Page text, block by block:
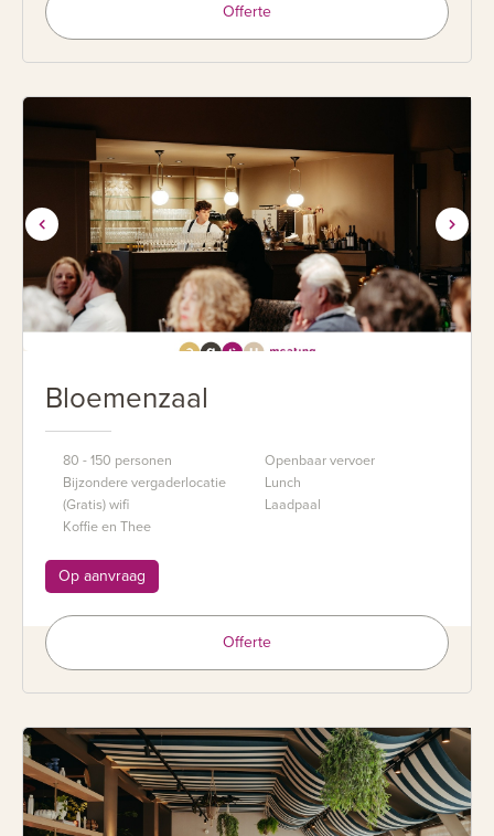
Offerte
Bloemenzaal
80 - 150 personen
Bijzondere vergaderlocatie
(Gratis) wifi
Koffie en Thee
Openbaar vervoer
Lunch
Laadpaal
Op aanvraag
Offerte